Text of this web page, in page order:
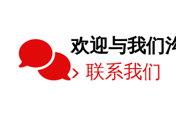
需
要
集
欢迎与我们
联系我们